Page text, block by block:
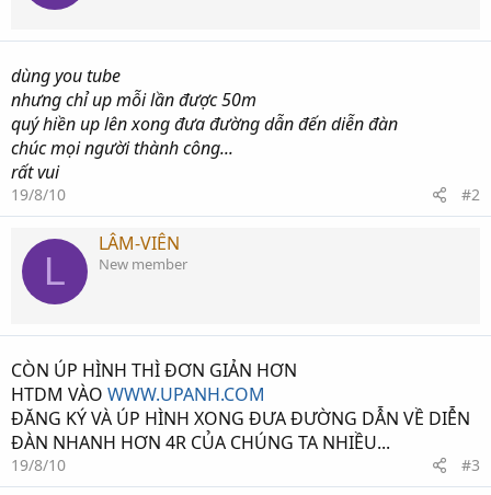
dùng you tube
nhưng chỉ up mỗi lần được 50m
quý hiền up lên xong đưa đường dẫn đến diễn đàn
chúc mọi người thành công...
rất vui
19/8/10 #2
L
LÂM-VIÊN
New member
CÒN ÚP HÌNH THÌ ĐƠN GIẢN HƠN
HTDM VÀO WWW.UPANH.COM
ĐĂNG KÝ VÀ ÚP HÌNH XONG ĐƯA ĐƯỜNG DẪN VỀ DIỄN
ĐÀN NHANH HƠN 4R CỦA CHÚNG TA NHIỀU...
19/8/10 #3